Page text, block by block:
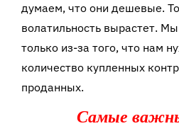
думаем, что они дешевые.
волатильность вырастет.
только из-за того, что нам
количество купленных
проданных.
Самые